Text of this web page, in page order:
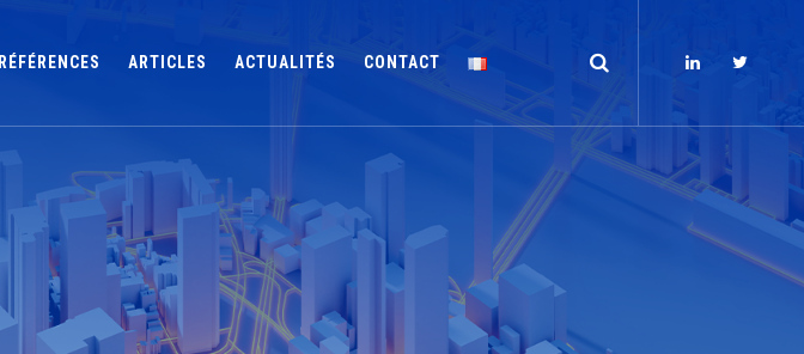
RÉFÉRENCES ARTICLES ACTUALITÉS CONTACT